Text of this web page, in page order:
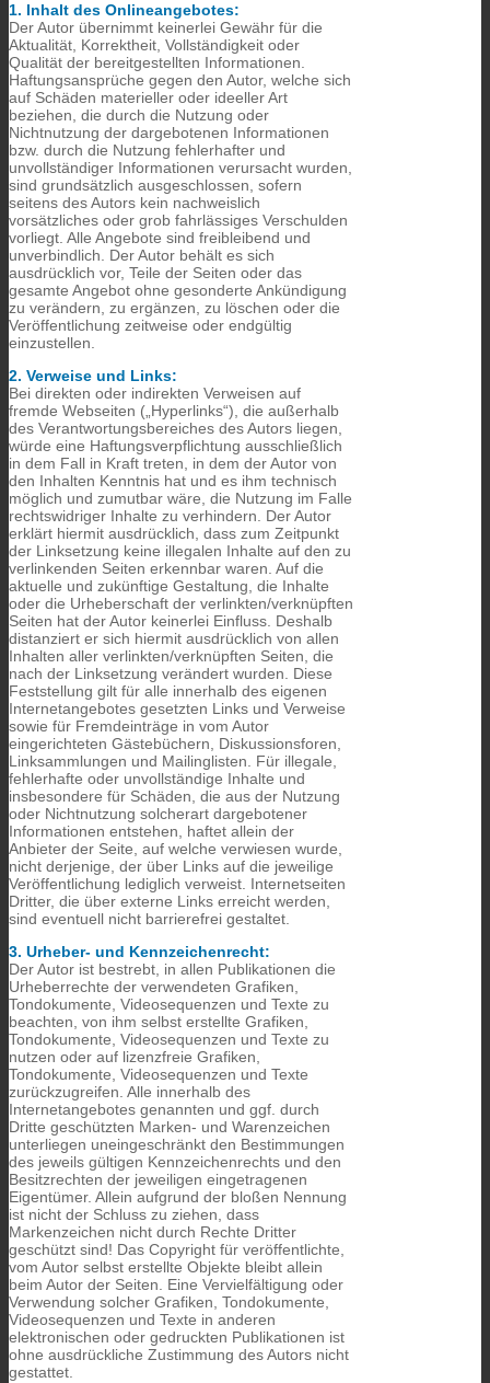
1. Inhalt des Onlineangebotes:
Der Autor übernimmt keinerlei Gewähr für die
Aktualität, Korrektheit, Vollständigkeit oder
Qualität der bereitgestellten Informationen.
Haftungsansprüche gegen den Autor, welche sich
auf Schäden materieller oder ideeller Art
beziehen, die durch die Nutzung oder
Nichtnutzung der dargebotenen Informationen
bzw. durch die Nutzung fehlerhafter und
unvollständiger Informationen verursacht wurden,
sind grundsätzlich ausgeschlossen, sofern
seitens des Autors kein nachweislich
vorsätzliches oder grob fahrlässiges Verschulden
vorliegt. Alle Angebote sind freibleibend und
unverbindlich. Der Autor behält es sich
ausdrücklich vor, Teile der Seiten oder das
gesamte Angebot ohne gesonderte Ankündigung
zu verändern, zu ergänzen, zu löschen oder die
Veröffentlichung zeitweise oder endgültig
einzustellen.
2. Verweise und Links:
Bei direkten oder indirekten Verweisen auf
fremde Webseiten („Hyperlinks“), die außerhalb
des Verantwortungsbereiches des Autors liegen,
würde eine Haftungsverpflichtung ausschließlich
in dem Fall in Kraft treten, in dem der Autor von
den Inhalten Kenntnis hat und es ihm technisch
möglich und zumutbar wäre, die Nutzung im Falle
rechtswidriger Inhalte zu verhindern. Der Autor
erklärt hiermit ausdrücklich, dass zum Zeitpunkt
der Linksetzung keine illegalen Inhalte auf den zu
verlinkenden Seiten erkennbar waren. Auf die
aktuelle und zukünftige Gestaltung, die Inhalte
oder die Urheberschaft der verlinkten/verknüpften
Seiten hat der Autor keinerlei Einfluss. Deshalb
distanziert er sich hiermit ausdrücklich von allen
Inhalten aller verlinkten/verknüpften Seiten, die
nach der Linksetzung verändert wurden. Diese
Feststellung gilt für alle innerhalb des eigenen
Internetangebotes gesetzten Links und Verweise
sowie für Fremdeinträge in vom Autor
eingerichteten Gästebüchern, Diskussionsforen,
Linksammlungen und Mailinglisten. Für illegale,
fehlerhafte oder unvollständige Inhalte und
insbesondere für Schäden, die aus der Nutzung
oder Nichtnutzung solcherart dargebotener
Informationen entstehen, haftet allein der
Anbieter der Seite, auf welche verwiesen wurde,
nicht derjenige, der über Links auf die jeweilige
Veröffentlichung lediglich verweist. Internetseiten
Dritter, die über externe Links erreicht werden,
sind eventuell nicht barrierefrei gestaltet.
3. Urheber- und Kennzeichenrecht:
Der Autor ist bestrebt, in allen Publikationen die
Urheberrechte der verwendeten Grafiken,
Tondokumente, Videosequenzen und Texte zu
beachten, von ihm selbst erstellte Grafiken,
Tondokumente, Videosequenzen und Texte zu
nutzen oder auf lizenzfreie Grafiken,
Tondokumente, Videosequenzen und Texte
zurückzugreifen. Alle innerhalb des
Internetangebotes genannten und ggf. durch
Dritte geschützten Marken- und Warenzeichen
unterliegen uneingeschränkt den Bestimmungen
des jeweils gültigen Kennzeichenrechts und den
Besitzrechten der jeweiligen eingetragenen
Eigentümer. Allein aufgrund der bloßen Nennung
ist nicht der Schluss zu ziehen, dass
Markenzeichen nicht durch Rechte Dritter
geschützt sind! Das Copyright für veröffentlichte,
vom Autor selbst erstellte Objekte bleibt allein
beim Autor der Seiten. Eine Vervielfältigung oder
Verwendung solcher Grafiken, Tondokumente,
Videosequenzen und Texte in anderen
elektronischen oder gedruckten Publikationen ist
ohne ausdrückliche Zustimmung des Autors nicht
gestattet.